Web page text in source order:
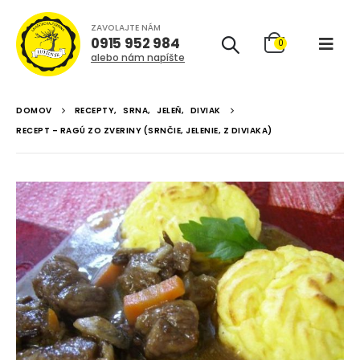
ZAVOLAJTE NÁM
0915 952 984
alebo nám napíšte
0
DOMOV RECEPTY, SRNA, JELEŇ, DIVIAK
RECEPT – RAGÚ ZO ZVERINY (SRNČIE, JELENIE, Z DIVIAKA)